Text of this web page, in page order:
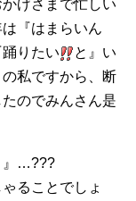
げさまで忙しい
『はまらいん
りたい
と』い
私ですから、断
たのでみんさん是
』…???
ることでしょ